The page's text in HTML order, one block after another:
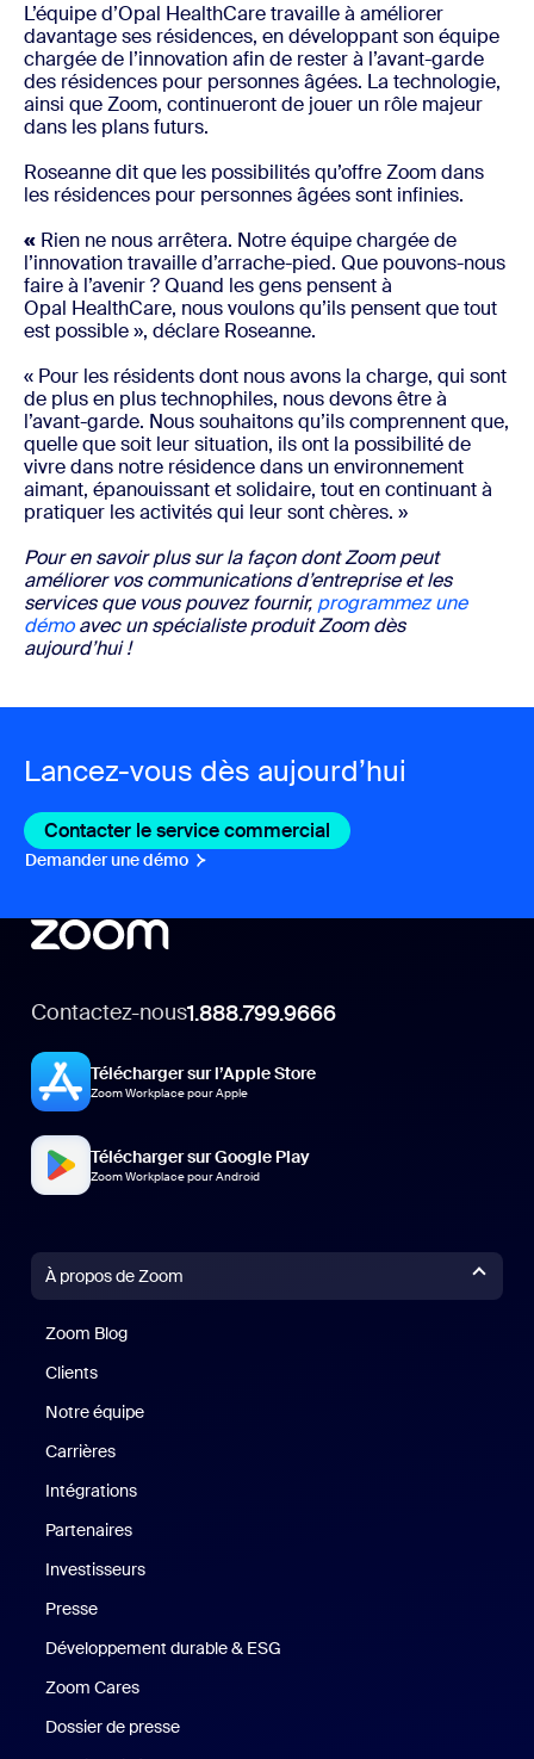
L’équipe d’Opal HealthCare travaille à améliorer
davantage ses résidences, en développant son équipe
chargée de l’innovation afin de rester à l’avant-garde
des résidences pour personnes âgées. La technologie,
ainsi que Zoom, continueront de jouer un rôle majeur
dans les plans futurs.
Roseanne dit que les possibilités qu’offre Zoom dans
les résidences pour personnes âgées sont infinies.
« Rien ne nous arrêtera. Notre équipe chargée de
l’innovation travaille d’arrache-pied. Que pouvons-nous
faire à l’avenir ? Quand les gens pensent à
Opal HealthCare, nous voulons qu’ils pensent que tout
est possible », déclare Roseanne.
« Pour les résidents dont nous avons la charge, qui sont
de plus en plus technophiles, nous devons être à
l’avant-garde. Nous souhaitons qu’ils comprennent que,
quelle que soit leur situation, ils ont la possibilité de
vivre dans notre résidence dans un environnement
aimant, épanouissant et solidaire, tout en continuant à
pratiquer les activités qui leur sont chères. »
Pour en savoir plus sur la façon dont Zoom peut
améliorer vos communications d’entreprise et les
services que vous pouvez fournir, programmez une
démoavec un spécialiste produit Zoom dès
aujourd’hui !
Lancez-vous dès aujourd’hui
Contacter le service commercial Contacter le service
Demander une démo Demander une démo
Contactez-nous1.888.799.9666
Télécharger sur l’Apple Store
Zoom Workplace pour Apple
Télécharger sur Google Play
Zoom Workplace pour Android
À propos de Zoom
Zoom Blog
Clients
Notre équipe
Carrières
Intégrations
Partenaires
Investisseurs
Presse
Développement durable & ESG
Zoom Cares
Dossier de presse